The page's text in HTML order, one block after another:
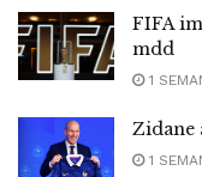
FIFA
mdd
1
Zidane
1